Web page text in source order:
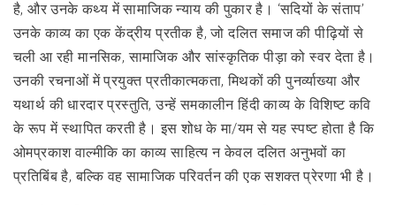
है, और उनके कथ्य में सामाजिक न्याय की पुकार है। ‘सदियों के संताप’
उनके काव्य का एक केंद्रीय प्रतीक है, जो दलित समाज की पीढ़ियों से
चली आ रही मानसिक, सामाजिक और सांस्कृतिक पीड़ा को स्वर देता है।
उनकी रचनाओं में प्रयुक्त प्रतीकात्मकता, मिथकों की पुनर्व्याख्या और
यथार्थ की धारदार प्रस्तुति, उन्हें समकालीन हिंदी काव्य के विशिष्ट कवि
के रूप में स्थापित करती है। इस शोध के मा/यम से यह स्पष्ट होता है कि
ओमप्रकाश वाल्मीकि का काव्य साहित्य न केवल दलित अनुभवों का
प्रतिबिंब है, बल्कि वह सामाजिक परिवर्तन की एक सशक्त प्रेरणा भी है।